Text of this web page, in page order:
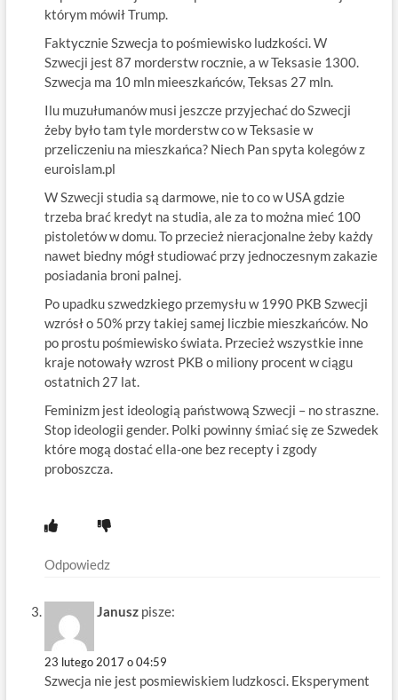
którym mówił Trump.
Faktycznie Szwecja to pośmiewisko ludzkości. W
Szwecji jest 87 morderstw rocznie, a w Teksasie 1300.
Szwecja ma 10 mln mieeszkańców, Teksas 27 mln.
Ilu muzułumanów musi jeszcze przyjechać do Szwecji
żeby było tam tyle morderstw co w Teksasie w
przeliczeniu na mieszkańca? Niech Pan spyta kolegów z
euroislam.pl
W Szwecji studia są darmowe, nie to co w USA gdzie
trzeba brać kredyt na studia, ale za to można mieć 100
pistoletów w domu. To przecież nieracjonalne żeby każdy
nawet biedny mógł studiować przy jednoczesnym zakazie
posiadania broni palnej.
Po upadku szwedzkiego przemysłu w 1990 PKB Szwecji
wzrósł o 50% przy takiej samej liczbie mieszkańców. No
po prostu pośmiewisko świata. Przecież wszystkie inne
kraje notowały wzrost PKB o miliony procent w ciągu
ostatnich 27 lat.
Feminizm jest ideologią państwową Szwecji – no straszne.
Stop ideologii gender. Polki powinny śmiać się ze Szwedek
które mogą dostać ella-one bez recepty i zgody
proboszcza.
Odpowiedz
Janusz pisze:
23 lutego 2017 o 04:59
Szwecja nie jest posmiewiskiem ludzkosci. Eksperyment